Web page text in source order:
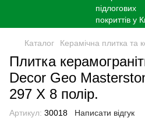
Каталог Керамічна плитка та
Плитка
Decor Geo
297 X 8 полір.
Артикул: 30018 Написати відгук